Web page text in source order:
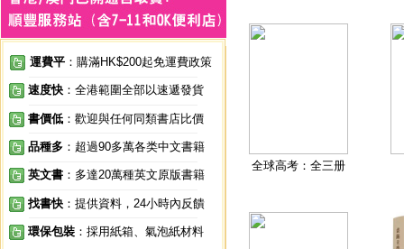
運費平 ：購滿HK$200起免運費政策
速度快 ：全港範圍全部以速遞發貨
書價低 ：歡迎與任何同類書店比價
品種多 ：超過90多萬各类中文書籍
英文書 ：多達20萬種英文原版書籍
找書快 ：提供資料，24小時內反饋
環保包裝 ：採用紙箱、氣泡紙材料
全球高考：全三册